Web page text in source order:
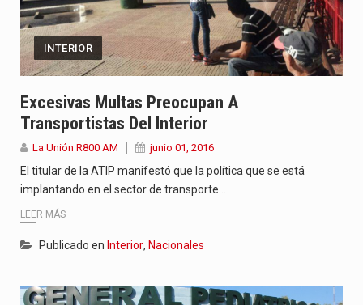
INTERIOR
Excesivas Multas Preocupan A
Transportistas Del Interior
La Unión R800 AM junio 01, 2016
El titular de la ATIP manifestó que la política que se está
implantando en el sector de transporte…
LEER MÁS
Publicado en Interior, Nacionales